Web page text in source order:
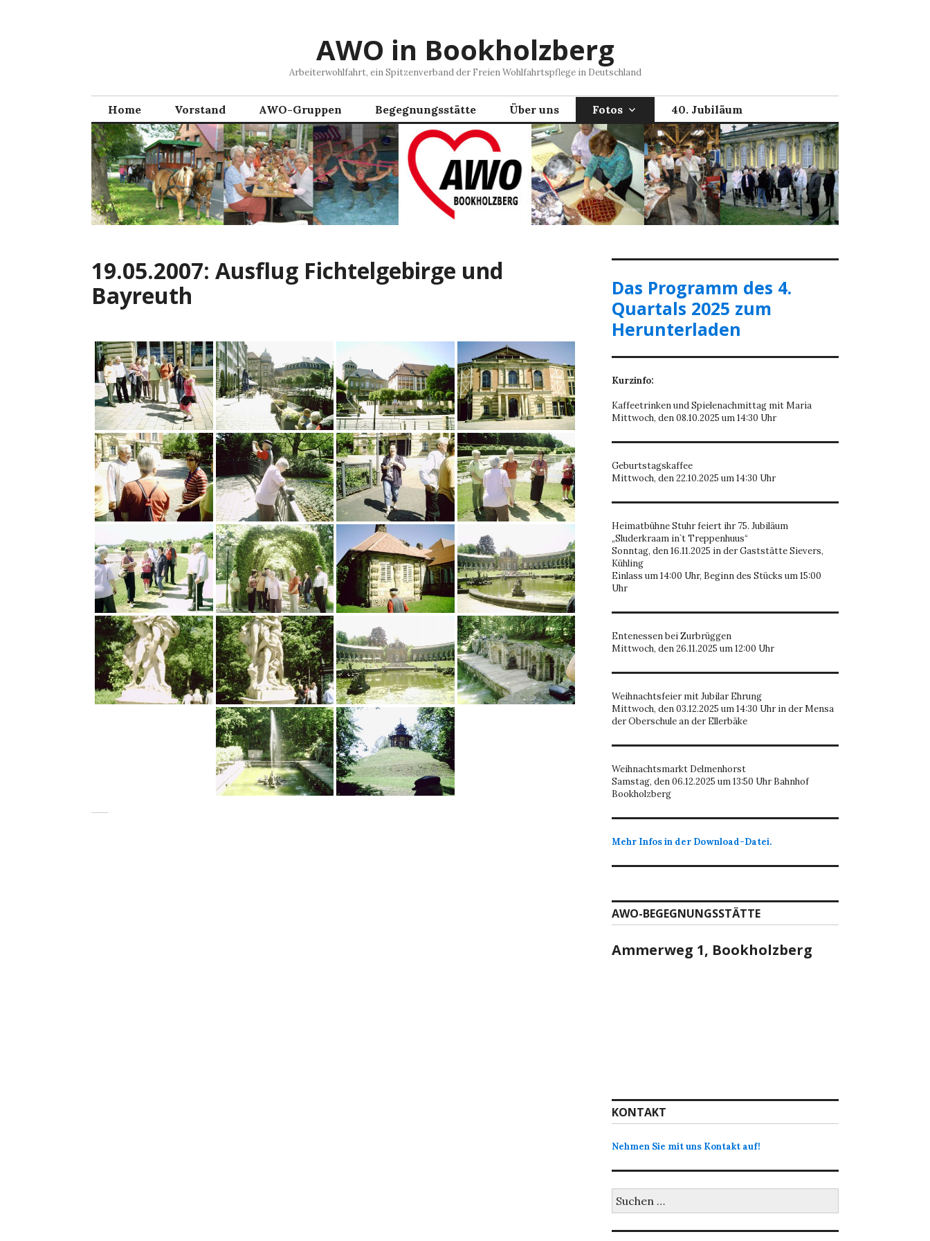
AWO in Bookholzberg
Arbeiterwohlfahrt, ein Spitzenverband der Freien Wohlfahrtspflege in Deutschland
Home Vorstand AWO-Gruppen Begegnungsstätte Über uns Fotos 40. Jubiläum
19.05.2007: Ausflug Fichtelgebirge und
Bayreuth
Das Programm des 4.
Quartals 2025 zum
Herunterladen
Kurzinfo:
Kaffeetrinken und Spielenachmittag mit Maria
Mittwoch, den 08.10.2025 um 14:30 Uhr
Geburtstagskaffee
Mittwoch, den 22.10.2025 um 14:30 Uhr
Heimatbühne Stuhr feiert ihr 75. Jubiläum
„Sluderkraam in`t Treppenhuus“
Sonntag, den 16.11.2025 in der Gaststätte Sievers,
Kühling
Einlass um 14:00 Uhr, Beginn des Stücks um 15:00
Uhr
Entenessen bei Zurbrüggen
Mittwoch, den 26.11.2025 um 12:00 Uhr
Weihnachtsfeier mit Jubilar Ehrung
Mittwoch, den 03.12.2025 um 14:30 Uhr in der Mensa
der Oberschule an der Ellerbäke
Weihnachtsmarkt Delmenhorst
Samstag, den 06.12.2025 um 13:50 Uhr Bahnhof
Bookholzberg
Mehr Infos in der Download-Datei.
AWO-BEGEGNUNGSSTÄTTE
Ammerweg 1, Bookholzberg
KONTAKT
Nehmen Sie mit uns Kontakt auf!
Suchen
nach: